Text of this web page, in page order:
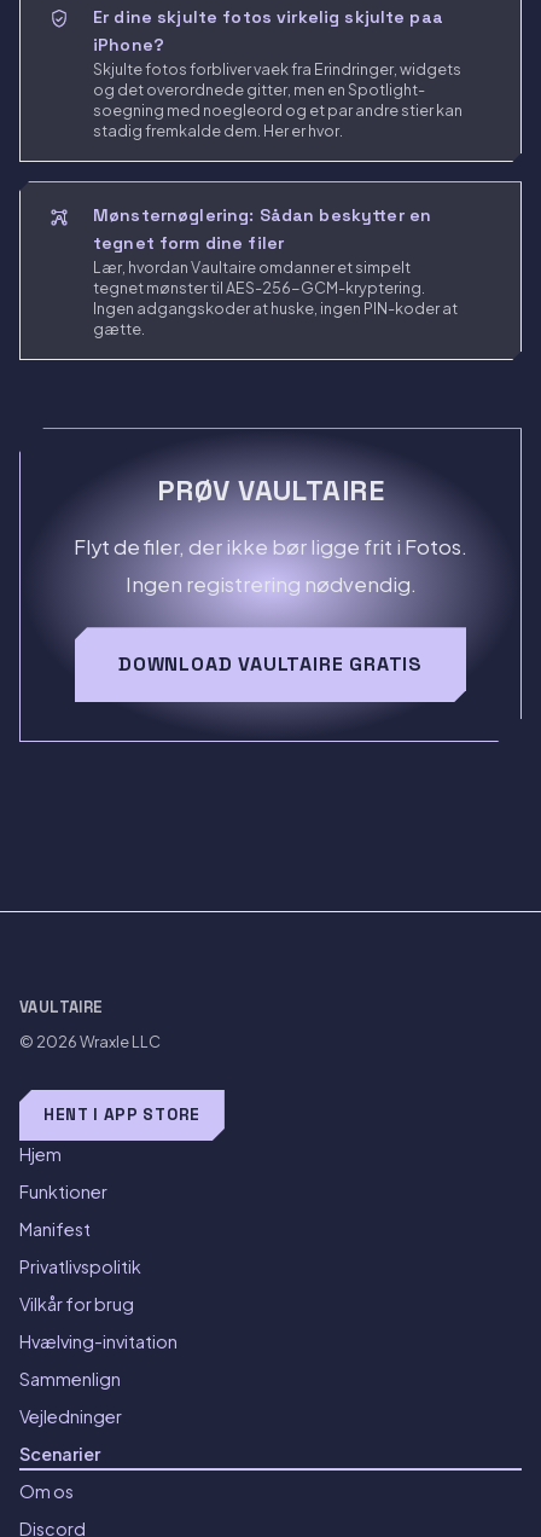
Er dine skjulte fotos virkelig skjulte paa
iPhone?
Skjulte fotos forbliver vaek fra Erindringer, widgets
og det overordnede gitter, men en Spotlight-
soegning med noegleord og et par andre stier kan
stadig fremkalde dem. Her er hvor.
Mønsternøglering: Sådan beskytter en
tegnet form dine filer
Lær, hvordan Vaultaire omdanner et simpelt
tegnet mønster til AES-256-GCM-kryptering.
Ingen adgangskoder at huske, ingen PIN-koder at
gætte.
PRØV VAULTAIRE
Flyt de filer, der ikke bør ligge frit i Fotos.
Ingen registrering nødvendig.
DOWNLOAD VAULTAIRE GRATIS
VAULTAIRE
© 2026Wraxle LLC
HENT I APP STORE
Hjem
Funktioner
Manifest
Privatlivspolitik
Vilkår for brug
Hvælving-invitation
Sammenlign
Vejledninger
Scenarier
Om os
Discord